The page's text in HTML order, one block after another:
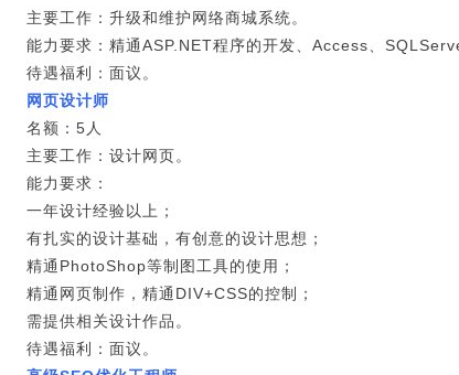
主要工作：升级和维护网络商城系统。
能力要求：精通ASP.NET程序的开发、Access、
待遇福利：面议。
网页设计师
名额：5人
主要工作：设计网页。
能力要求：
一年设计经验以上；
有扎实的设计基础，有创意的设计思想；
精通PhotoShop等制图工具的使用；
精通网页制作，精通DIV+CSS的控制；
需提供相关设计作品。
待遇福利：面议。